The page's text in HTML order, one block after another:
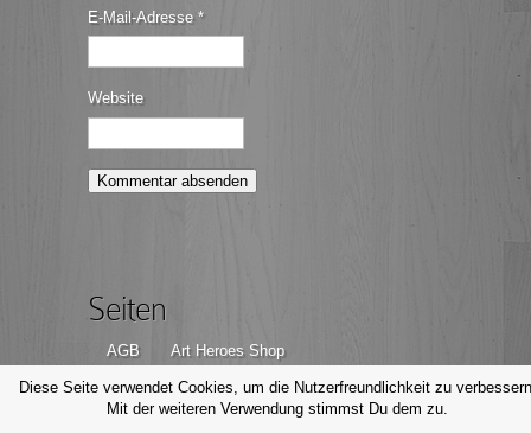
E-Mail-Adresse *
Website
Seiten
AGB
Art Heroes Shop
Datenschutzerklärung
Disclaimer
Impressum
Kontakt
Diese Seite verwendet Cookies, um die Nutzerfreundlichkeit zu
Mit der weiteren Verwendung stimmst Du dem zu.